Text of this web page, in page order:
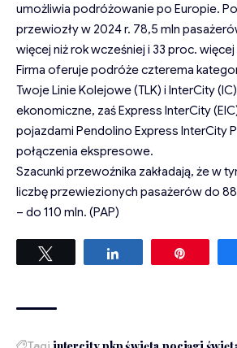
umożliwia podróżowanie po Europie.
przewiozły w 2024 r. 78,5 mln
więcej niż rok wcześniej i 33 proc. więcej
Firma oferuje podróże czterema
Twoje Linie Kolejowe (TLK) i InterCity
ekonomiczne, zaś Express InterCity
pojazdami Pendolino Express InterCity
połączenia ekspresowe.
Szacunki przewoźnika zakładają, że w
liczbę przewiezionych pasażerów do
– do 110 mln. (PAP)
Udostępnij